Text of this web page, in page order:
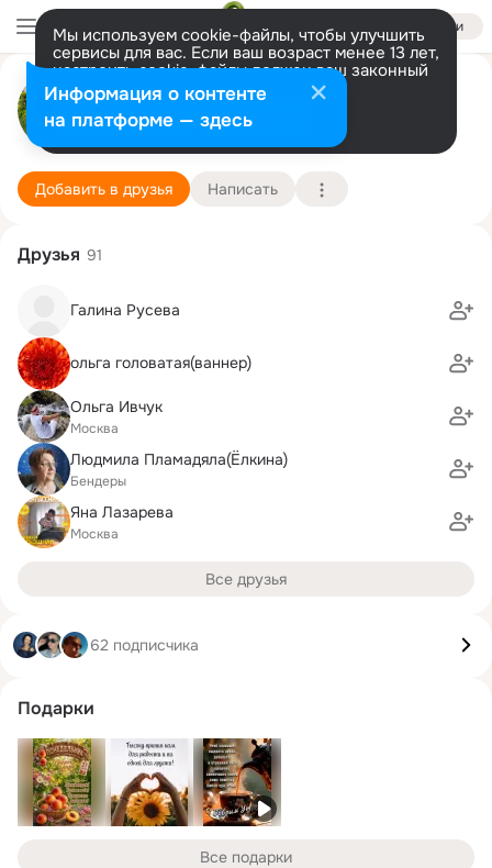
Войти
Мы используем cookie-файлы, чтобы улучшить
сервисы для вас. Если ваш возраст менее 13 лет,
настроить cookie-файлы должен ваш законный
представитель. Больше информации
Разрешить все Настроить
Сергей Ваннер
Bonn 6 мая (51 год)
Подробнее
Добавить в друзья Написать
Друзья 91
Галина Русева
ольга головатая(ваннер)
Ольга Ивчук
Москва
Людмила Пламадяла(Ёлкина)
Бендеры
Яна Лазарева
Москва
Все друзья
62 подписчика
Подарки
Все подарки
Информация о контенте
на платформе — здесь